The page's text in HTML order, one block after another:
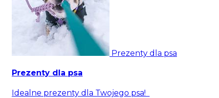
Prezenty dla psa
Prezenty dla psa
Idealne prezenty dla Twojego psa!